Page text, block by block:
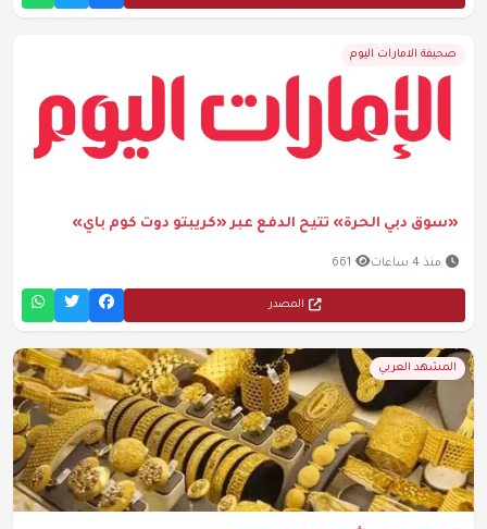
صحيفة الامارات اليوم
«سوق دبي الحرة» تتيح الدفع عبر «كريبتو دوت كوم باي»
منذ 4 ساعات 661
المصدر
المشهد العربي